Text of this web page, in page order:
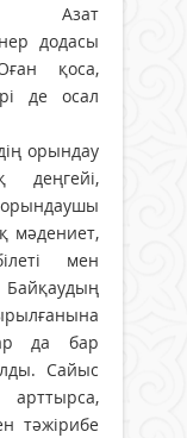
Азат
додасы
қоса,
де осал
орындау
деңгейі,
мәдениет,
мен
да бар
Сайыс
арттырса,
тәжірибе